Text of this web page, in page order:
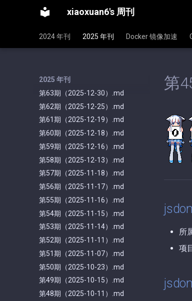
xiaoxuan6's 周刊
2024 年刊 2025 年刊 Docker 镜像加速
2025 年刊
第63期（2025-12-30）.md
第62期（2025-12-25）.md
第61期（2025-12-19）.md
第60期（2025-12-18）.md
第59期（2025-12-16）.md
第58期（2025-12-13）.md
第57期（2025-11-18）.md
第56期（2025-11-17）.md
第55期（2025-11-16）.md
第54期（2025-11-15）.md
第53期（2025-11-14）.md
第52期（2025-11-11）.md
第51期（2025-11-07）.md
第50期（2025-10-23）.md
第49期（2025-10-15）.md
第48期（2025-10-11）.md
第
所
项